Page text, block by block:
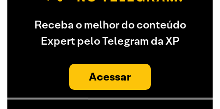
Receba o melhor do conteúdo
Expert pelo Telegram da XP
Acessar